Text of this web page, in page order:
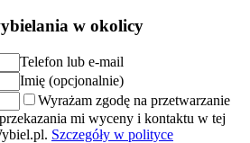
w okolicy
Telefon lub e-mail
Imię (opcjonalnie)
Wyrażam zgodę na przetwarzanie
mi wyceny i kontaktu w tej
Szczegóły w polityce